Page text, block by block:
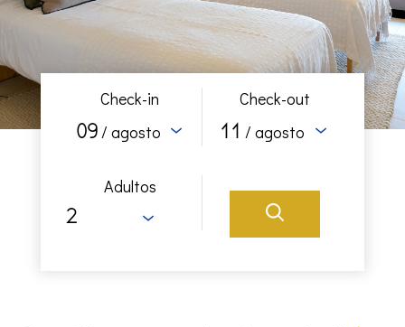
Check-in
09/ agosto
Check-out
11 / agosto
Adultos